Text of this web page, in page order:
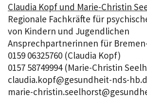
Claudia Kopf und Marie-Christin
Regionale Fachkräfte für
von Kindern und Jugendlichen
Ansprechpartnerinnen für
0159 06325760 (Claudia Kopf)
0157 58749994 (Marie-Christin
claudia.kopf@gesundheit-nds-
marie-